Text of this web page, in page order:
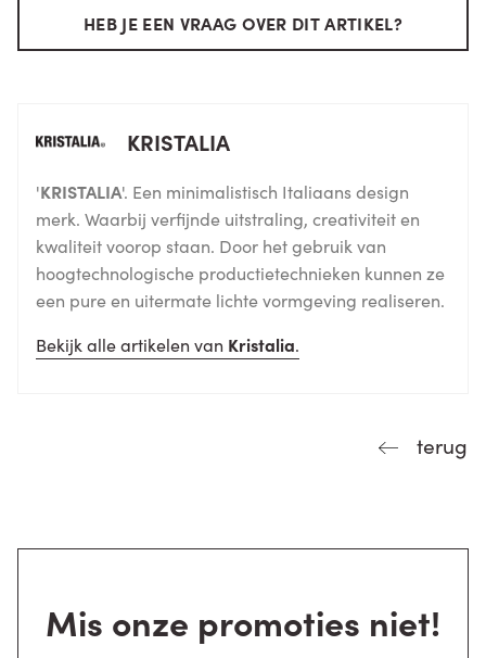
HEB JE EEN VRAAG OVER DIT ARTIKEL?
KRISTALIA
'KRISTALIA'. Een minimalistisch Italiaans design
merk. Waarbij verfijnde uitstraling, creativiteit en
kwaliteit voorop staan. Door het gebruik van
hoogtechnologische productietechnieken kunnen ze
een pure en uitermate lichte vormgeving realiseren.
Bekijk alle artikelen van Kristalia.
terug
Mis onze promoties niet!